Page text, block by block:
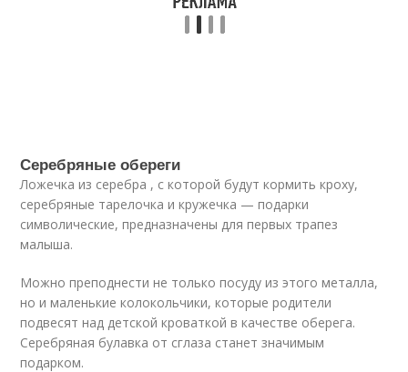
Серебряные обереги
Ложечка из серебра , с которой будут кормить кроху,
серебряные тарелочка и кружечка — подарки
символические, предназначены для первых трапез
малыша.
Можно преподнести не только посуду из этого металла,
но и маленькие колокольчики, которые родители
подвесят над детской кроваткой в качестве оберега.
Серебряная булавка от сглаза станет значимым
подарком.